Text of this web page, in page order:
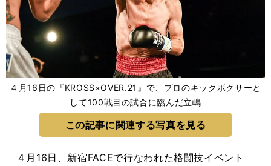
４月16日の『KROSS×OVER.21』で、プロのキックボクサーと
して100戦目の試合に臨んだ立嶋
この記事に関連する写真を見る
４月16日、新宿FACEで行なわれた格闘技イベント